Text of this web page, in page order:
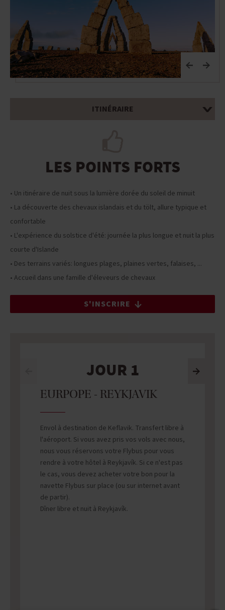
ITINÉRAIRE
LES POINTS FORTS
• Un itinéraire de nuit sous la lumière dorée du soleil de minuit
• La découverte des chevaux islandais et du tölt, allure typique et
confortable
• L'expérience du solstice d'été: journée la plus longue et nuit la plus
courte d'Islande
• Des terrains variés: longues plages, plaines vertes, falaises, ...
• Accueil dans une famille d'éleveurs de chevaux
S'INSCRIRE
JOUR 1
EURPOPE - REYKJAVIK
Envol à destination de Keflavik. Transfert libre à
l'aéroport. Si vous avez pris vos vols avec nous,
nous vous réservons votre Flybus pour vous
rendre à votre hôtel à Reykjavík. Si ce n'est pas
le cas, vous devez acheter votre bon pour la
navette Flybus sur place (ou sur internet avant
de partir).
Dîner libre et nuit à Reykjavík.